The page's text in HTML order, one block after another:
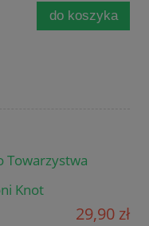
do koszyka
Towarzystwa
Knot
29,90 zł